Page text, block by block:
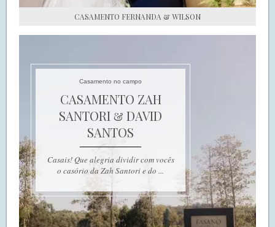
CASAMENTO FERNANDA & WILSON
Casamento no campo
CASAMENTO ZAH
SANTORI & DAVID
SANTOS
Casais! Que alegria dividir com vocês
o casório da Zah Santori e do ...